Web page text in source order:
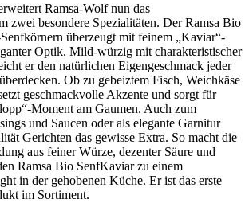
Ramsa-Wolf nun das
zwei besondere Spezialitäten. Der Ramsa Bio
überzeugt mit feinem „Kaviar“-
Optik. Mild-würzig mit charakteristischer
er den natürlichen Eigengeschmack jeder
Ob zu gebeiztem Fisch, Weichkäse
geschmackvolle Akzente und sorgt für
Moment am Gaumen. Auch zum
und Saucen oder als elegante Garnitur
Gerichten das gewisse Extra. So macht die
aus feiner Würze, dezenter Säure und
Ramsa Bio SenfKaviar zu einem
in der gehobenen Küche. Er ist das erste
im Sortiment.